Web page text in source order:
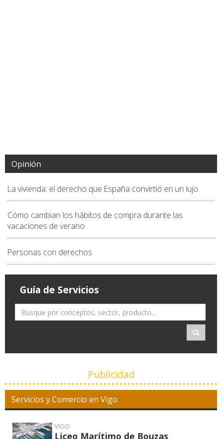
Opinión
La vivienda: el derecho que España convirtió en un lujo
Cómo cambian los hábitos de compra durante las
vacaciones de verano
Personas con derechos
Guía de Servicios
Publicidad
Servicios y Comercio en Vigo
VIGO
Liceo Marítimo de Bouzas